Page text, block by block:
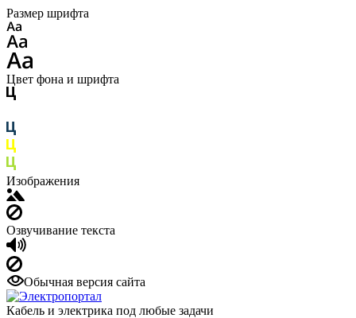
Размер шрифта
Цвет фона и шрифта
Изображения
Озвучивание текста
Обычная версия сайта
Кабель и электрика под любые задачи